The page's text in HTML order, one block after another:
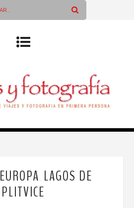
EUROPA LAGOS DE
PLITVICE